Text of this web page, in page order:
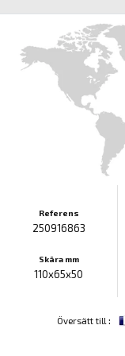
Referens
250916863
Skära mm
110x65x50
Översätt till :